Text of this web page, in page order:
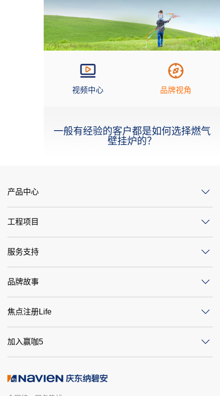
视频中心 品牌视角
一般有经验的客户都是如何选择燃气
壁挂炉的？
产品中心
工程项目
服务支持
品牌故事
焦点注册Life
加入赢咖5